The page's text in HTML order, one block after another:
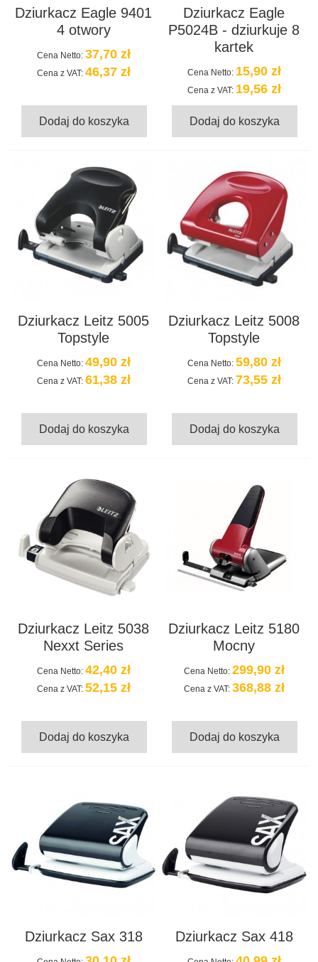
Dziurkacz Eagle 9401
4 otwory
Cena Netto: 37,70 zł
Cena z VAT: 46,37 zł
Dodaj do koszyka
Dziurkacz Eagle
P5024B - dziurkuje 8
kartek
Cena Netto: 15,90 zł
Cena z VAT: 19,56 zł
Dodaj do koszyka
Dziurkacz Leitz 5005
Topstyle
Cena Netto: 49,90 zł
Cena z VAT: 61,38 zł
Dodaj do koszyka
Dziurkacz Leitz 5008
Topstyle
Cena Netto: 59,80 zł
Cena z VAT: 73,55 zł
Dodaj do koszyka
Dziurkacz Leitz 5038
Nexxt Series
Cena Netto: 42,40 zł
Cena z VAT: 52,15 zł
Dodaj do koszyka
Dziurkacz Leitz 5180
Mocny
Cena Netto: 299,90 zł
Cena z VAT: 368,88 zł
Dodaj do koszyka
Dziurkacz Sax 318 Dziurkacz Sax 418